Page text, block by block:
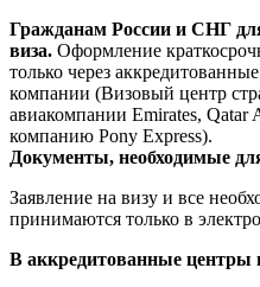
Гражданам России и СНГ
виза. Оформление
только через
компании (Визовый центр
авиакомпании Emirates, Qatar
компанию Pony Express).
Документы, необходимые
Заявление на визу и все
принимаются только в
В аккредитованные центры